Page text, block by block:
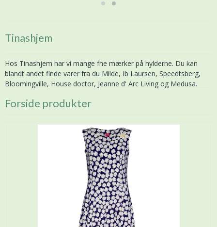
Tinashjem
Hos Tinashjem har vi mange fne mærker på hylderne. Du kan
blandt andet finde varer fra du Milde, Ib Laursen, Speedtsberg,
Bloomingville, House doctor, Jeanne d' Arc Living og Medusa.
Forside produkter